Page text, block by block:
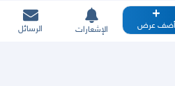
أضف عرض الإشعارات الرسائل